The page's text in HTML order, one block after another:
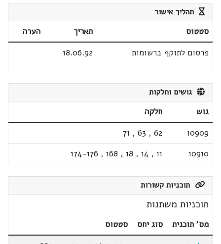
תהליך אישור
סטטוס תאריך
הערה
פרסום לתוקף ברשומות
18.06.92
גושים וחלקות
גוש
חלקה
10909
62
,
63
,
71
10910
11
,
14
,
18
,
168
,
174-176
תוכניות קשורות
תוכניות משתנות
מס' תוכנית סוג יחס
סטטוס